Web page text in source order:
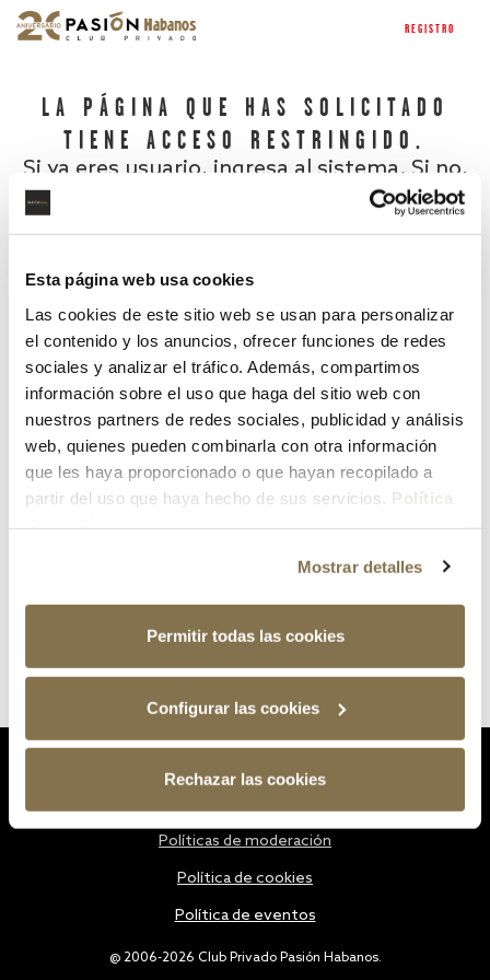
Esta página web usa cookies
Las cookies de este sitio web se usan para personalizar
el contenido y los anuncios, ofrecer funciones de redes
sociales y analizar el tráfico. Además, compartimos
información sobre el uso que haga del sitio web con
nuestros partners de redes sociales, publicidad y análisis
web, quienes pueden combinarla con otra información
que les haya proporcionado o que hayan recopilado a
partir del uso que haya hecho de sus servicios. Política
Mostrar detalles
Permitir todas las cookies
Configurar las cookies
Rechazar las cookies
REGISTRO
LA PÁGINA QUE HAS SOLICITADO
TIENE ACCESO RESTRINGIDO.
Si ya eres usuario, ingresa al sistema. Si no,
¿Has olvidado tu contraseña?
@ 2006-2026 Club Privado Pasión Habanos.
Políticas de moderación
Política de cookies
Política de eventos